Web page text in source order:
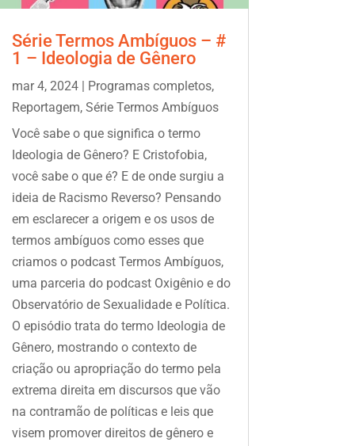
Série Termos Ambíguos – #
1 – Ideologia de Gênero
mar 4, 2024| Programas completos,
Reportagem, Série Termos Ambíguos
Você sabe o que significa o termo
Ideologia de Gênero? E Cristofobia,
você sabe o que é? E de onde surgiu a
ideia de Racismo Reverso? Pensando
em esclarecer a origem e os usos de
termos ambíguos como esses que
criamos o podcast Termos Ambíguos,
uma parceria do podcast Oxigênio e do
Observatório de Sexualidade e Política.
O episódio trata do termo Ideologia de
Gênero, mostrando o contexto de
criação ou apropriação do termo pela
extrema direita em discursos que vão
na contramão de políticas e leis que
visem promover direitos de gênero e